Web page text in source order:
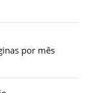
por mês